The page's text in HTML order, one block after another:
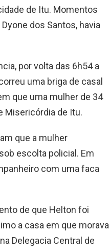
de Itu. Momentos
dos Santos, havia
por volta das 6h54 a
uma briga de casal
que uma mulher de 34
Misericórdia de Itu.
que a mulher
escolta policial. Em
com uma faca
de que Helton foi
a casa em que morava
Delegacia Central de